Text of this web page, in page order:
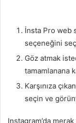
İnsta Pro web
seçeneğini
Göz atmak
tamamlanana
Karşınıza
seçin ve
Instagram’da